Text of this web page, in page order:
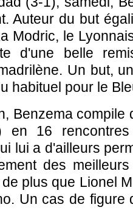
Auteur du but
Modric, le
d'une belle
Un but,
habituel pour le
Benzema compile
en 16 rencontres
lui a d'ailleurs
des
plus que Lionel
Un cas de figure